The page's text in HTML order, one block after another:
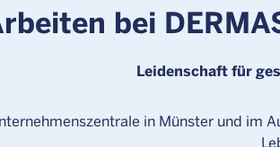
bei
Leidenschaft für
in Münster und im